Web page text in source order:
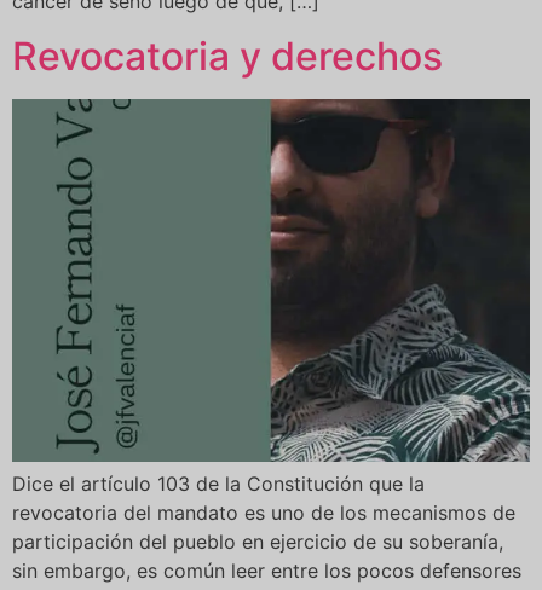
Revocatoria y derechos
Dice el artículo 103 de la Constitución que la
revocatoria del mandato es uno de los mecanismos de
participación del pueblo en ejercicio de su soberanía,
sin embargo, es común leer entre los pocos defensores